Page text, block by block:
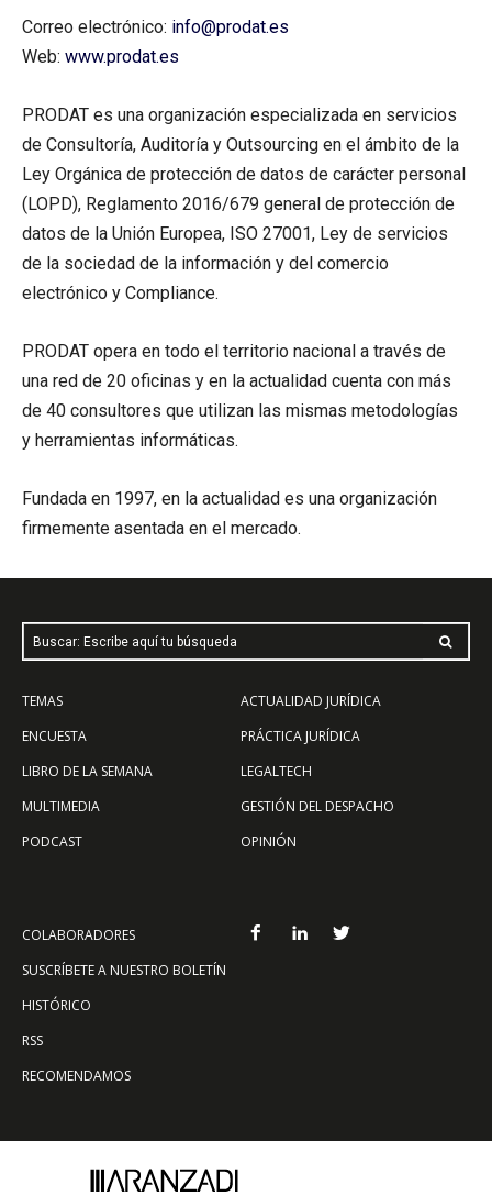
Correo electrónico: info@prodat.es
Web: www.prodat.es
PRODAT es una organización especializada en servicios
de Consultoría, Auditoría y Outsourcing en el ámbito de la
Ley Orgánica de protección de datos de carácter personal
(LOPD), Reglamento 2016/679 general de protección de
datos de la Unión Europea, ISO 27001, Ley de servicios
de la sociedad de la información y del comercio
electrónico y Compliance.
PRODAT opera en todo el territorio nacional a través de
una red de 20 oficinas y en la actualidad cuenta con más
de 40 consultores que utilizan las mismas metodologías
y herramientas informáticas.
Fundada en 1997, en la actualidad es una organización
firmemente asentada en el mercado.
Buscar: Escribe aquí tu búsqueda
TEMAS
ENCUESTA
LIBRO DE LA SEMANA
MULTIMEDIA
PODCAST
ACTUALIDAD JURÍDICA
PRÁCTICA JURÍDICA
LEGALTECH
GESTIÓN DEL DESPACHO
OPINIÓN
COLABORADORES
SUSCRÍBETE A NUESTRO BOLETÍN
HISTÓRICO
RSS
RECOMENDAMOS